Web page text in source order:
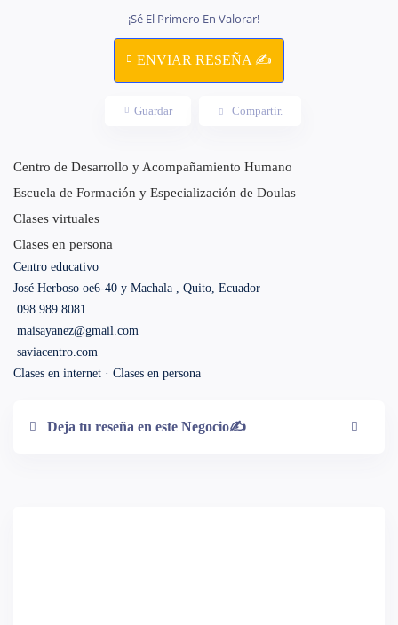
¡Sé El Primero En Valorar!
ENVIAR RESEÑA ✍
Guardar Compartir.
Centro de Desarrollo y Acompañamiento Humano
Escuela de Formación y Especialización de Doulas
Clases virtuales
Clases en persona
Centro educativo
José Herboso oe6-40 y Machala , Quito, Ecuador
098 989 8081
maisayanez@gmail.com
saviacentro.com
Clases en internet · Clases en persona
Deja tu reseña en este Negocio✍